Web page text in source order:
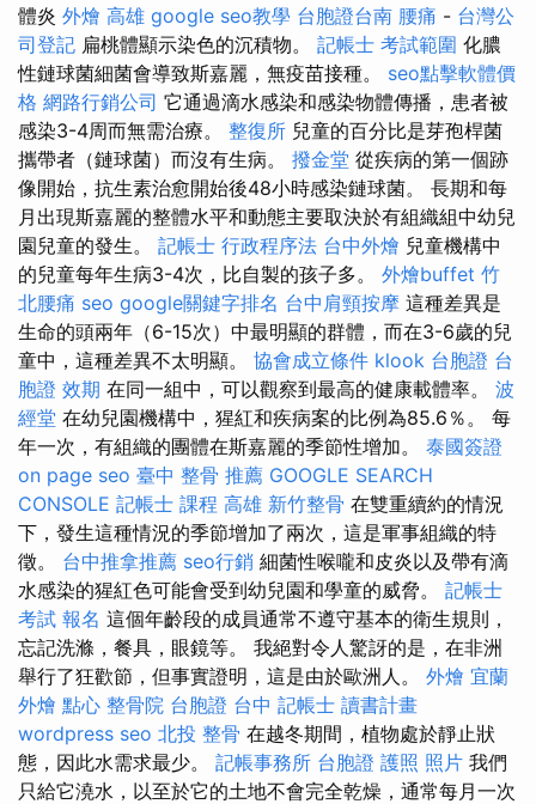
體炎 外燴 高雄 google seo教學 台胞證台南 腰痛 - 台灣公
司登記 扁桃體顯示染色的沉積物。 記帳士 考試範圍 化膿
性鏈球菌細菌會導致斯嘉麗，無疫苗接種。 seo點擊軟體價
格 網路行銷公司 它通過滴水感染和感染物體傳播，患者被
感染3-4周而無需治療。 整復所 兒童的百分比是芽孢桿菌
攜帶者（鏈球菌）而沒有生病。 撥金堂 從疾病的第一個跡
像開始，抗生素治愈開始後48小時感染鏈球菌。 長期和每
月出現斯嘉麗的整體水平和動態主要取決於有組織組中幼兒
園兒童的發生。 記帳士 行政程序法 台中外燴 兒童機構中
的兒童每年生病3-4次，比自製的孩子多。 外燴buffet 竹
北腰痛 seo google關鍵字排名 台中肩頸按摩 這種差異是
生命的頭兩年（6-15次）中最明顯的群體，而在3-6歲的兒
童中，這種差異不太明顯。 協會成立條件 klook 台胞證 台
胞證 效期 在同一組中，可以觀察到最高的健康載體率。 波
經堂 在幼兒園機構中，猩紅和疾病案的比例為85.6％。 每
年一次，有組織的團體在斯嘉麗的季節性增加。 泰國簽證
on page seo 臺中 整骨 推薦 GOOGLE SEARCH
CONSOLE 記帳士 課程 高雄 新竹整骨 在雙重續約的情況
下，發生這種情況的季節增加了兩次，這是軍事組織的特
徵。 台中推拿推薦 seo行銷 細菌性喉嚨和皮炎以及帶有滴
水感染的猩紅色可能會受到幼兒園和學童的威脅。 記帳士
考試 報名 這個年齡段的成員通常不遵守基本的衛生規則，
忘記洗滌，餐具，眼鏡等。 我絕對令人驚訝的是，在非洲
舉行了狂歡節，但事實證明，這是由於歐洲人。 外燴 宜蘭
外燴 點心 整骨院 台胞證 台中 記帳士 讀書計畫
wordpress seo 北投 整骨 在越冬期間，植物處於靜止狀
態，因此水需求最少。 記帳事務所 台胞證 護照 照片 我們
只給它澆水，以至於它的土地不會完全乾燥，通常每月一次